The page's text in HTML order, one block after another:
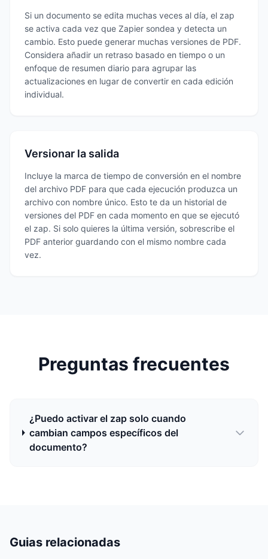
Si un documento se edita muchas veces al día, el zap
se activa cada vez que Zapier sondea y detecta un
cambio. Esto puede generar muchas versiones de PDF.
Considera añadir un retraso basado en tiempo o un
enfoque de resumen diario para agrupar las
actualizaciones en lugar de convertir en cada edición
individual.
Versionar la salida
Incluye la marca de tiempo de conversión en el nombre
del archivo PDF para que cada ejecución produzca un
archivo con nombre único. Esto te da un historial de
versiones del PDF en cada momento en que se ejecutó
el zap. Si solo quieres la última versión, sobrescribe el
PDF anterior guardando con el mismo nombre cada
vez.
Preguntas frecuentes
¿Puedo activar el zap solo cuando
cambian campos específicos del
documento?
Guias relacionadas